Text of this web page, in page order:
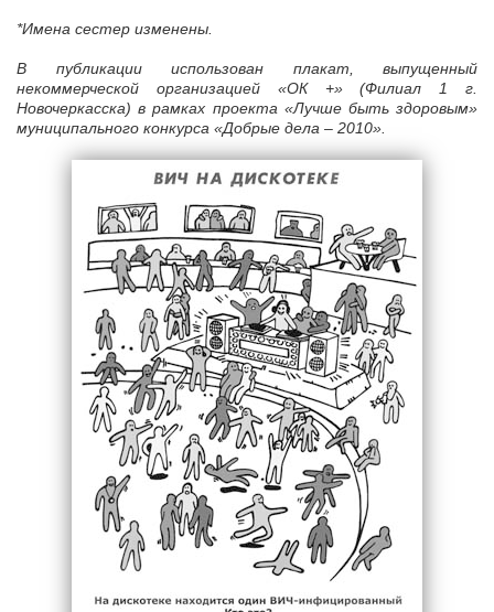
*Имена сестер изменены.
В публикации использован плакат, выпущенный
некоммерческой организацией «ОК +» (Филиал 1 г.
Новочеркасска) в рамках проекта «Лучше быть здоровым»
муниципального конкурса «Добрые дела – 2010».